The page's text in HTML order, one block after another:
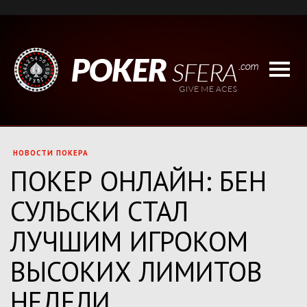
НОВОСТИ ПОКЕРА
ПОКЕР ОНЛАЙН: БЕН
СУЛЬСКИ СТАЛ
ЛУЧШИМ ИГРОКОМ
ВЫСОКИХ ЛИМИТОВ